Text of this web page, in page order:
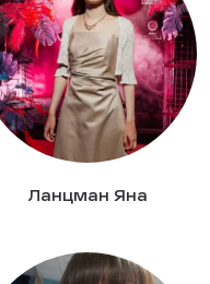
Ланцман Яна